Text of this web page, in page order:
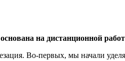
на дистанционной
Во-первых, мы начали